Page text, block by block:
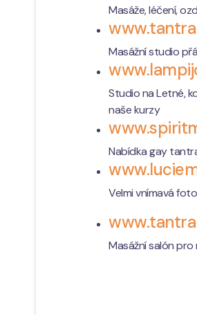
Masáže, léčení,
Masážní studio
Studio na Letné,
naše kurzy
Nabídka gay
Velmi vnímavá
Masážní salón